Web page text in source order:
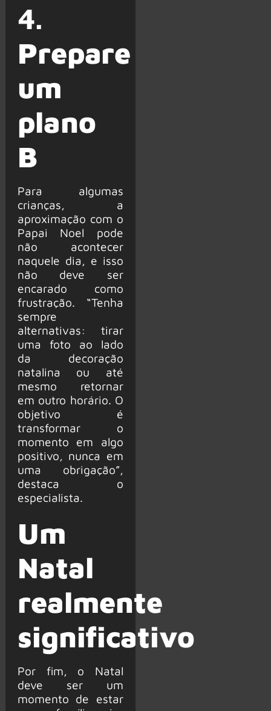
4.
Prepare
um
plano
B
Para algumas
crianças, a
aproximação com o
Papai Noel pode
não acontecer
naquele dia, e isso
não deve ser
encarado como
frustração. “Tenha
sempre
alternativas: tirar
uma foto ao lado
da decoração
natalina ou até
mesmo retornar
em outro horário. O
objetivo é
transformar o
momento em algo
positivo, nunca em
uma obrigação”,
destaca o
especialista.
Um
Natal
realmente
significativo
Por fim, o Natal
deve ser um
momento de estar